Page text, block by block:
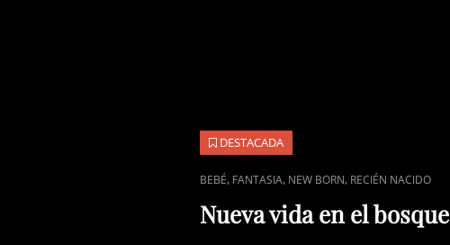
DESTACADA
ENLACES
DE
CATEGORÍAS
BEBÉ, FANTASIA, NEW BORN, RECIÉN NACIDO
Nueva vida en el bosque